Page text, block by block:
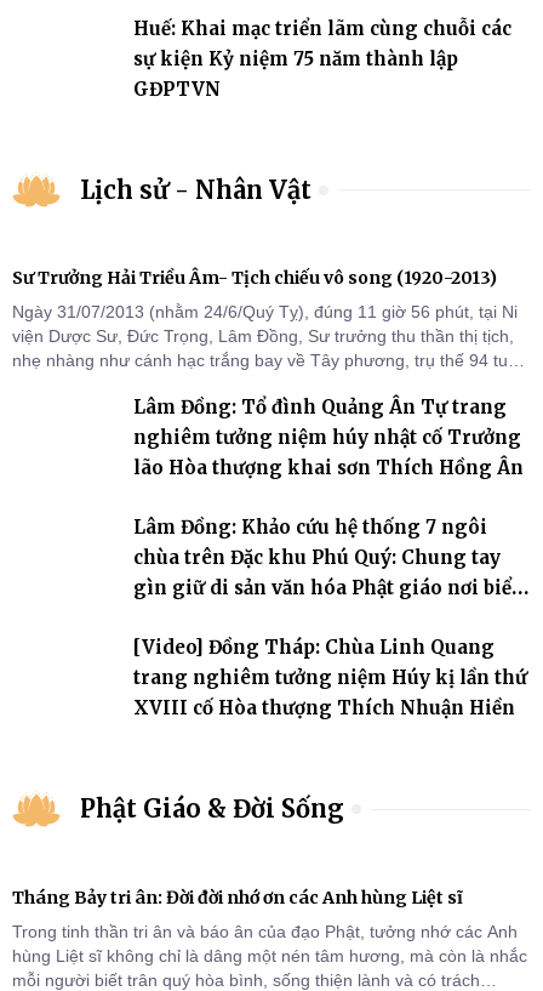
Huế: Khai mạc triển lãm cùng chuỗi các
sự kiện Kỷ niệm 75 năm thành lập
GĐPTVN
Lịch sử - Nhân Vật
Sư Trưởng Hải Triều Âm- Tịch chiếu vô song (1920-2013)
Ngày 31/07/2013 (nhằm 24/6/Quý Tỵ), đúng 11 giờ 56 phút, tại Ni
viện Dược Sư, Đức Trọng, Lâm Đồng, Sư trưởng thu thần thị tịch,
nhẹ nhàng như cánh hạc trắng bay về Tây phương, trụ thế 94 tuổi
Lâm Đồng: Tổ đình Quảng Ân Tự trang
nghiêm tưởng niệm húy nhật cố Trưởng
lão Hòa thượng khai sơn Thích Hồng Ân
Lâm Đồng: Khảo cứu hệ thống 7 ngôi
chùa trên Đặc khu Phú Quý: Chung tay
gìn giữ di sản văn hóa Phật giáo nơi biển
[Video] Đồng Tháp: Chùa Linh Quang
trang nghiêm tưởng niệm Húy kị lần thứ
XVIII cố Hòa thượng Thích Nhuận Hiền
Phật Giáo & Đời Sống
Tháng Bảy tri ân: Đời đời nhớ ơn các Anh hùng Liệt sĩ
Trong tinh thần tri ân và báo ân của đạo Phật, tưởng nhớ các Anh
hùng Liệt sĩ không chỉ là dâng một nén tâm hương, mà còn là nhắc
mỗi người biết trân quý hòa bình, sống thiện lành và có trách